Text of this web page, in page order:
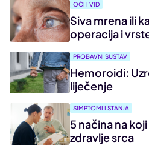
OČI I VID
Siva mrena ili
operacija i
PROBAVNI SUSTAV
Hemoroidi:
liječenje
SIMPTOMI I STANJA
5 načina na
zdravlje srca